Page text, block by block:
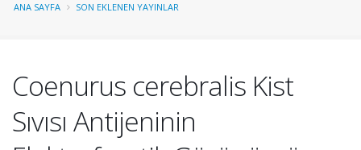
ANA SAYFA SON EKLENEN YAYINLAR
Coenurus cerebralis Kist
Sıvısı Antijeninin